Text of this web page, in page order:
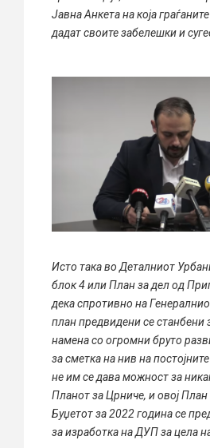
Јавна Анкета на која
дадат своите забелешки и
Исто така во Деталниот
блок 4 или План за дел од
дека спротивно на
план предвидени се станбени
намена со огромни бруто
за сметка на нив на
не им се дава можност за
Планот за Црниче, и овој
Буџетот за 2022 година се
за изработка на ДУП за цела